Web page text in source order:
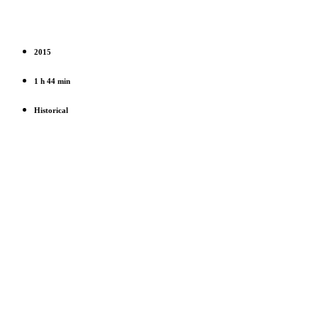
2015
1 h 44 min
Historical